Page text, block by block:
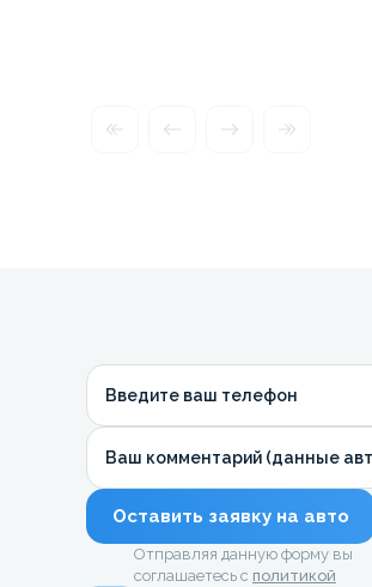
Введите ваш телефон
Ваш комментарий (данные
Оставить заявку на авто
Отправляя данную форму вы
соглашаетесь с политикой